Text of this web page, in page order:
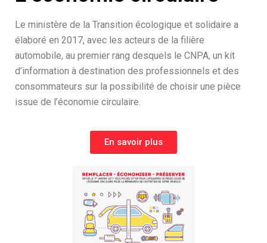
Le ministère de la Transition écologique et solidaire a
élaboré en 2017, avec les acteurs de la filière
automobile, au premier rang desquels le CNPA, un kit
d’information à destination des professionnels et des
consommateurs sur la possibilité de choisir une pièce
issue de l’économie circulaire.
En savoir plus